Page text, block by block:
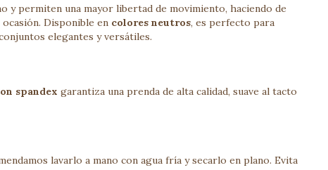
y permiten una mayor libertad de movimiento, haciendo de
Disponible en colores neutros, es perfecto para
elegantes y versátiles.
spandex garantiza una prenda de alta calidad, suave al tacto
lavarlo a mano con agua fría y secarlo en plano. Evita